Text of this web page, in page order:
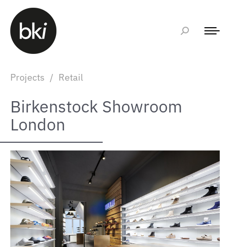
Projects / Retail
Birkenstock Showroom
London